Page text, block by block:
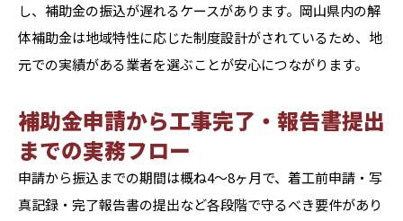
し、補助金の振込が遅れるケースがあります。岡山県内の解
体補助金は地域特性に応じた制度設計がされているため、地
元での実績がある業者を選ぶことが安心につながります。
補助金申請から工事完了・報告書提出
までの実務フロー
申請から振込までの期間は概ね4〜8ヶ月で、着工前申請・写
真記録・完了報告書の提出など各段階で守るべき要件があり